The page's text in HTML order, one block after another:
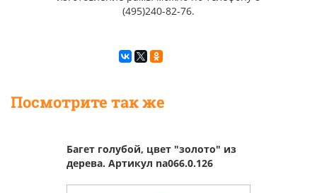
(495)240-82-76.
Посмотрите так же
Багет голубой, цвет "золото" из
дерева. Артикул na066.0.126